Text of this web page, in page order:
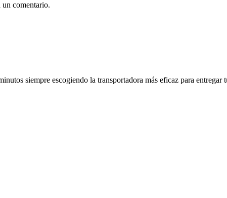
comentario.
siempre escogiendo la transportadora más eficaz para entregar